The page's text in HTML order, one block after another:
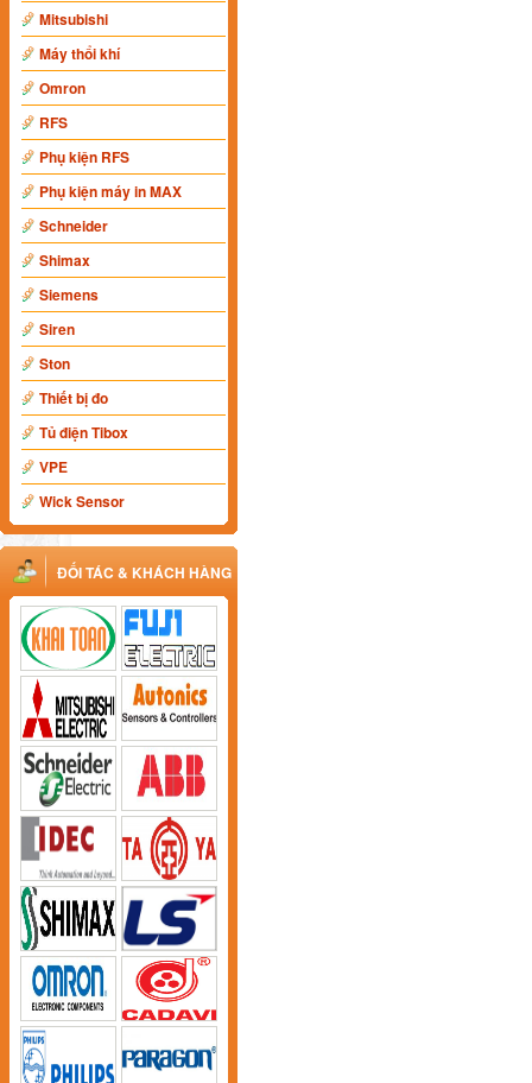
Mitsubishi
Máy thổi khí
Omron
RFS
Phụ kiện RFS
Phụ kiện máy in MAX
Schneider
Shimax
Siemens
Siren
Ston
Thiết bị đo
Tủ điện Tibox
VPE
Wick Sensor
ĐỐI TÁC & KHÁCH HÀNG